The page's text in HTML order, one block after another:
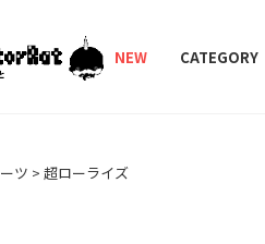
NEW CATEGORY
ツ 超ローライズ